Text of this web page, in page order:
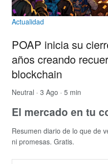
Actualidad
POAP inicia su
años creando
blockchain
Neutral · 3 Ago · 5 min
El mercado en tu
Resumen diario de lo que de
ni promesas. Gratis.